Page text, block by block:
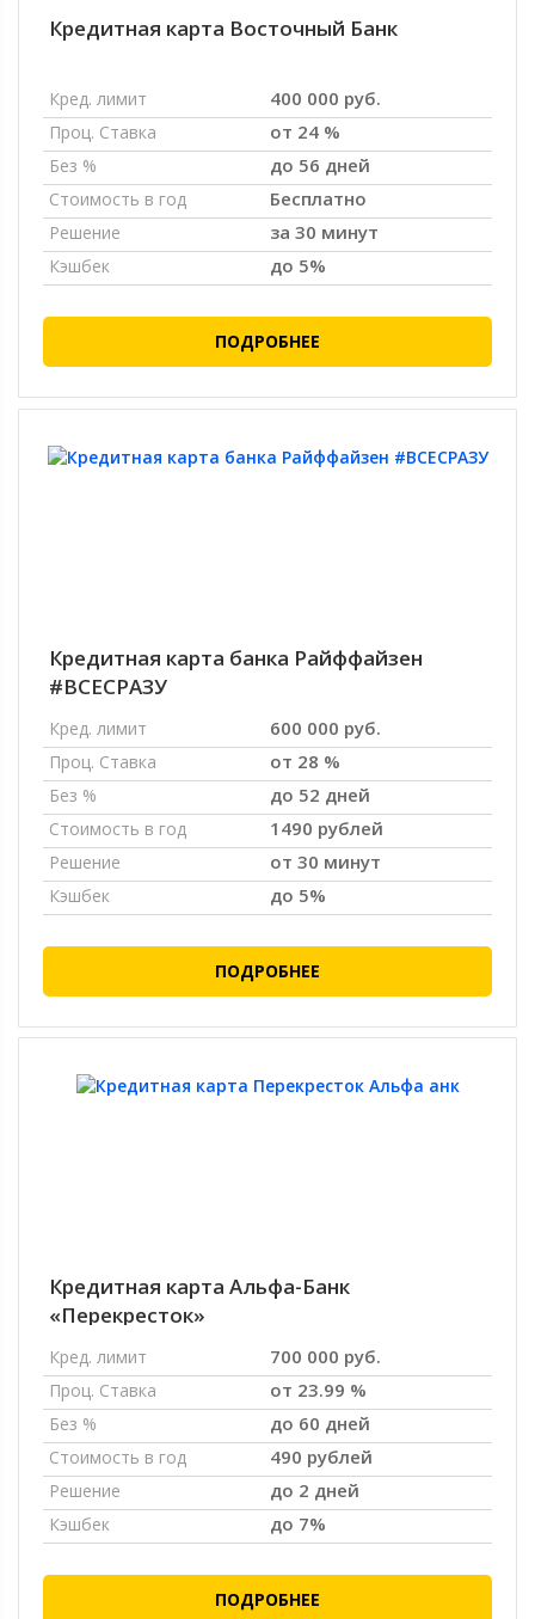
Кредитная карта Восточный Банк
Кред. лимит 400 000 руб.
Проц. Ставка от 24 %
Без % до 56 дней
Стоимость в год Бесплатно
Решение за 30 минут
Кэшбек до 5%
ПОДРОБНЕЕ
Кредитная карта банка Райффайзен
#ВСЕСРАЗУ
Кред. лимит 600 000 руб.
Проц. Ставка от 28 %
Без % до 52 дней
Стоимость в год 1490 рублей
Решение от 30 минут
Кэшбек до 5%
ПОДРОБНЕЕ
Кредитная карта Альфа-Банк
«Перекресток»
Кред. лимит 700 000 руб.
Проц. Ставка от 23.99 %
Без % до 60 дней
Стоимость в год 490 рублей
Решение до 2 дней
Кэшбек до 7%
ПОДРОБНЕЕ